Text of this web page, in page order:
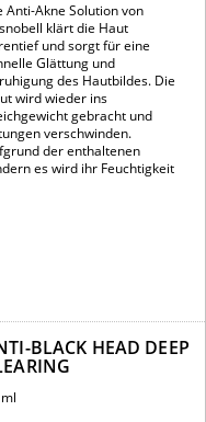
Anti-Akne Solution von
klärt die Haut
und sorgt für eine
Glättung und
des Hautbildes. Die
wird wieder ins
gebracht und
verschwinden.
der enthaltenen
es wird ihr Feuchtigkeit
BLACK HEAD DEEP